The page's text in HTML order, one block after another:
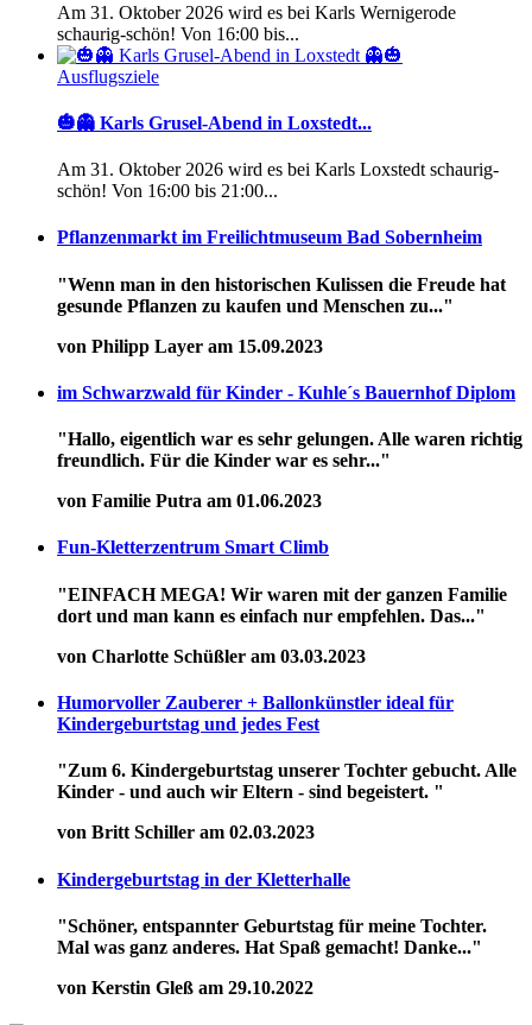
Am 31. Oktober 2026 wird es bei Karls Wernigerode
schaurig-schön! Von 16:00 bis...
Ausflugsziele
🎃👻 Karls Grusel-Abend in Loxstedt...
Am 31. Oktober 2026 wird es bei Karls Loxstedt schaurig-
schön! Von 16:00 bis 21:00...
Pflanzenmarkt im Freilichtmuseum Bad Sobernheim
"Wenn man in den historischen Kulissen die Freude hat
gesunde Pflanzen zu kaufen und Menschen zu..."
von Philipp Layer am 15.09.2023
im Schwarzwald für Kinder - Kuhle´s Bauernhof Diplom
"Hallo, eigentlich war es sehr gelungen. Alle waren richtig
freundlich. Für die Kinder war es sehr..."
von Familie Putra am 01.06.2023
Fun-Kletterzentrum Smart Climb
"EINFACH MEGA! Wir waren mit der ganzen Familie
dort und man kann es einfach nur empfehlen. Das..."
von Charlotte Schüßler am 03.03.2023
Humorvoller Zauberer + Ballonkünstler ideal für
Kindergeburtstag und jedes Fest
"Zum 6. Kindergeburtstag unserer Tochter gebucht. Alle
Kinder - und auch wir Eltern - sind begeistert. "
von Britt Schiller am 02.03.2023
Kindergeburtstag in der Kletterhalle
"Schöner, entspannter Geburtstag für meine Tochter.
Mal was ganz anderes. Hat Spaß gemacht! Danke..."
von Kerstin Gleß am 29.10.2022